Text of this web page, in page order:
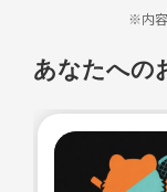
作りたてのサークル
お初のひとも
地方から来たばかり
※内
あなたへの